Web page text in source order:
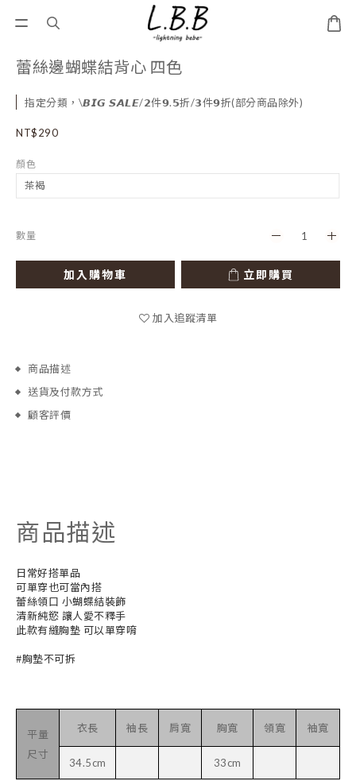
蕾絲邊蝴蝶結背心 四色
指定分類，\𝘽𝙄𝙂 𝙎𝘼𝙇𝙀/𝟮件𝟵.𝟱折/𝟯件𝟵折(部分商品除外)
NT$290
顏色
數量
加入購物車 立即購買
加入追蹤清單
商品描述
送貨及付款方式
顧客評價
商品描述
日常好搭單品
可單穿也可當內搭
蕾絲領口 小蝴蝶結裝飾
清新純慾 讓人愛不釋手
此款有縫胸墊 可以單穿唷
#胸墊不可拆
平量
尺寸
衣長 袖長 肩寬 胸寬 領寬 袖寬
34.5cm 33cm